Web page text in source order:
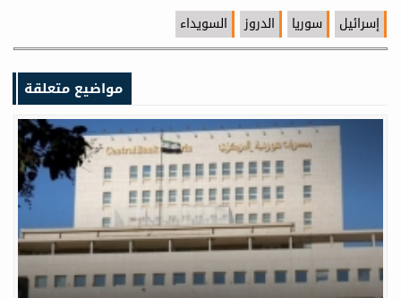
إسرائيل سوريا الدروز السويداء
مواضيع متعلقة